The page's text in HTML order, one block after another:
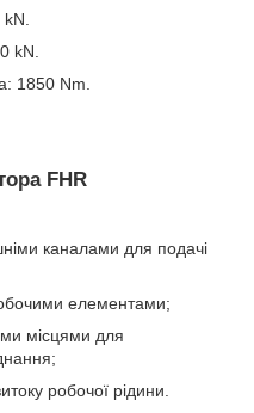
kN.
kN.
1850 Nm.
FHR
каналами для подачі
елементами;
місцями для
робочої рідини.